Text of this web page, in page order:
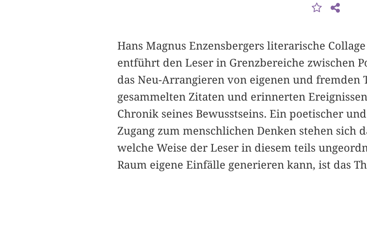
Hans Magnus Enzensbergers literarische
entführt den Leser in Grenzbereiche zwischen
das Neu-Arrangieren von eigenen und fremden
gesammelten Zitaten und erinnerten
Chronik seines Bewusstseins. Ein poetischer
Zugang zum menschlichen Denken stehen sich
welche Weise der Leser in diesem teils
Raum eigene Einfälle generieren kann, ist das